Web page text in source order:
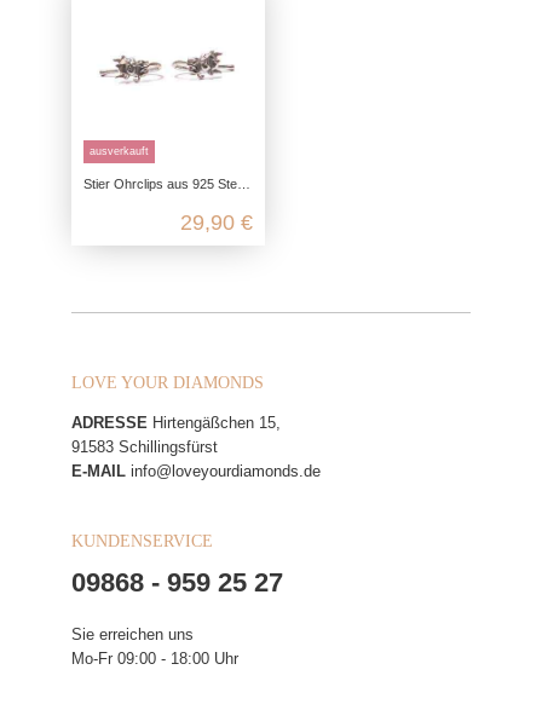
ausverkauft
Stier Ohrclips aus 925 Sterling Silber
29,90 €
LOVE YOUR DIAMONDS
ADRESSE Hirtengäßchen 15,
91583 Schillingsfürst
E-MAIL info@loveyourdiamonds.de
KUNDENSERVICE
09868 - 959 25 27
Sie erreichen uns
Mo-Fr 09:00 - 18:00 Uhr